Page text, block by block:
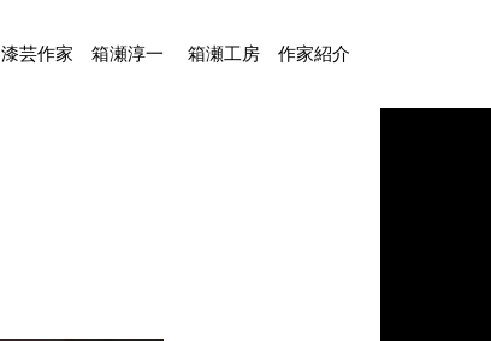
漆芸作家 箱瀬淳一 箱瀬工房 作家紹介